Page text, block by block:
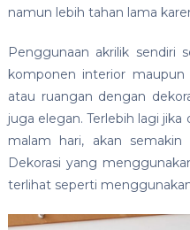
namun lebih tahan lama
Penggunaan akrilik sendiri
komponen interior maupun
atau ruangan dengan
juga elegan. Terlebih lagi
malam hari, akan
Dekorasi yang
terlihat seperti